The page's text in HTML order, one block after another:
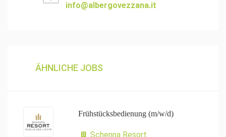
info@albergovezzana.it
ÄHNLICHE JOBS
Frühstücksbedienung (m/w/d)
Schenna Resort